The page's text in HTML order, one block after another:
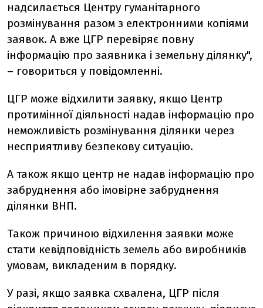
надсилається Центру гуманітарного
розмінування разом з електронними копіями
заявок. А вже ЦГР перевіряє повну
інформацію про заявника і земельну ділянку",
– говориться у повідомленні.
ЦГР може відхилити заявку, якщо Центр
протимінної діяльності надав інформацію про
неможливість розмінування ділянки через
несприятливу безпекову ситуацію.
А також якщо центр не надав інформацію про
забруднення або імовірне забруднення
ділянки ВНП.
Також причиною відхилення заявки може
стати кевідповідність земель або виробників
умовам, викладеним в порядку.
У разі, якщо заявка схвалена, ЦГР після